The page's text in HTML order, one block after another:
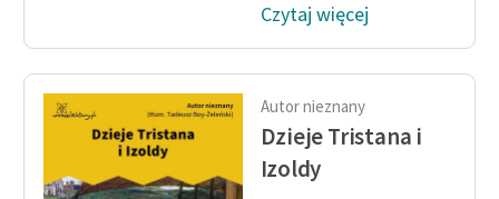
Popularyzacja
skandynawskiej literatury
feministycznej
Ręce pełne poezji
Kolekcje edukacyjne
Czytaj więcej
Autor nieznany
Dzieje Tristana i
Izoldy